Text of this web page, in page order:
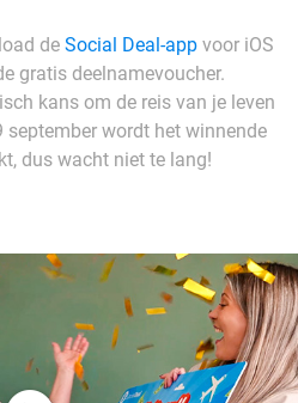
de Social Deal-app voor iOS
gratis deelnamevoucher.
kans om de reis van je leven
september wordt het winnende
dus wacht niet te lang!